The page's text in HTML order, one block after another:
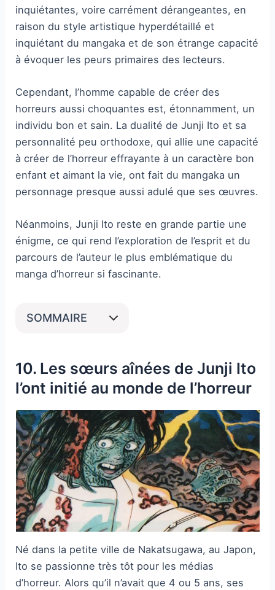
inquiétantes, voire carrément dérangeantes, en
raison du style artistique hyperdétaillé et
inquiétant du mangaka et de son étrange capacité
à évoquer les peurs primaires des lecteurs.
Cependant, l’homme capable de créer des
horreurs aussi choquantes est, étonnamment, un
individu bon et sain. La dualité de Junji Ito et sa
personnalité peu orthodoxe, qui allie une capacité
à créer de l’horreur effrayante à un caractère bon
enfant et aimant la vie, ont fait du mangaka un
personnage presque aussi adulé que ses œuvres.
Néanmoins, Junji Ito reste en grande partie une
énigme, ce qui rend l’exploration de l’esprit et du
parcours de l’auteur le plus emblématique du
manga d’horreur si fascinante.
SOMMAIRE
10. Les sœurs aînées de Junji Ito
l’ont initié au monde de l’horreur
Né dans la petite ville de Nakatsugawa, au Japon,
Ito se passionne très tôt pour les médias
d’horreur. Alors qu’il n’avait que 4 ou 5 ans, ses